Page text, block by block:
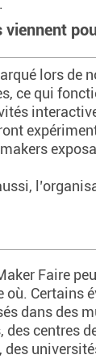
lors de
ce qui
Faire
où. Certains
dans des
centres
des